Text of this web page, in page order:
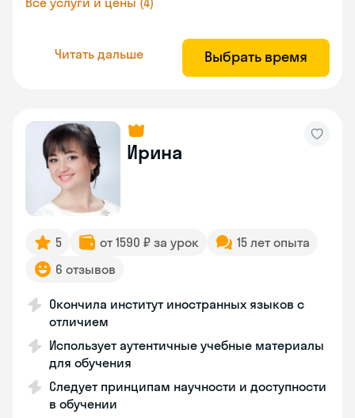
Читать дальше Выбрать время
Ирина
5 от 1590 ₽ за урок
15 лет опыта
6 отзывов
Окончила институт иностранных языков с
отличием
Использует аутентичные учебные материалы
для обучения
Следует принципам научности и доступности
в обучении